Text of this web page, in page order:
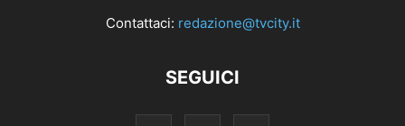
Contattaci: redazione@tvcity.it
SEGUICI